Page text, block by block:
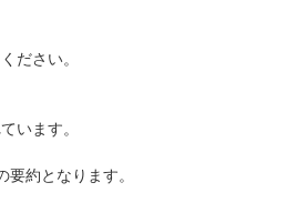
ださい。
います。
約となります。